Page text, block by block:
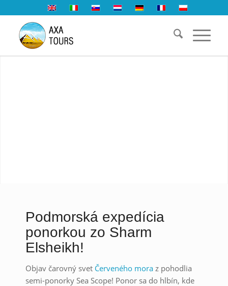
Podmorská expedícia
ponorkou zo Sharm
Elsheikh!
Objav čarovný svet Červeného mora z pohodlia
semi-ponorky Sea Scope! Ponor sa do hlbín, kde